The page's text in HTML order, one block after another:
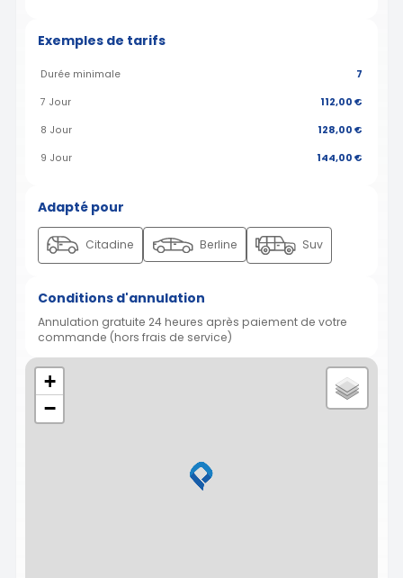
Exemples de tarifs
Durée minimale 7
7 Jour 112,00 €
8 Jour 128,00 €
9 Jour 144,00 €
Adapté pour
Citadine Berline Suv
Conditions d'annulation
Annulation gratuite 24 heures après paiement de votre
commande (hors frais de service)
+
−